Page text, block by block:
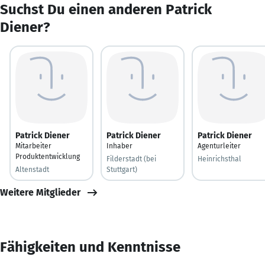
Suchst Du einen anderen Patrick
Diener?
Patrick Diener
Mitarbeiter
Produktentwicklung
Altenstadt
Patrick Diener
Inhaber
Filderstadt (bei
Stuttgart)
Patrick Diener
Agenturleiter
Heinrichsthal
Weitere Mitglieder
Fähigkeiten und Kenntnisse